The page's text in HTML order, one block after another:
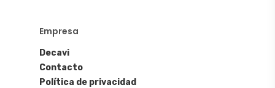
Empresa
Decavi
Contacto
Política de privacidad